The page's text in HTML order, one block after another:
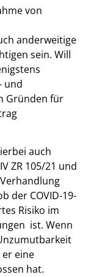
von
anderweitige
sein. Will
und
Gründen für
auch
ZR 105/21 und
der COVID-19-
Risiko im
ist. Wenn
eine
hat.